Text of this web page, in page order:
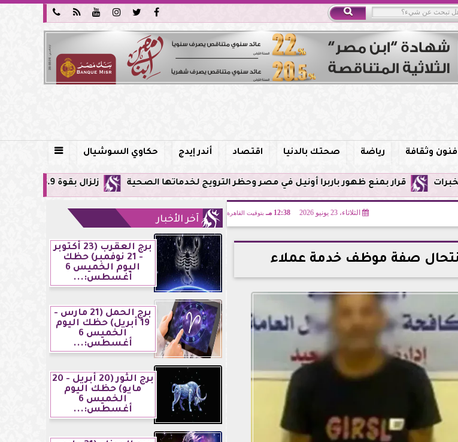






فنون وثقافة رياضة صحتك بالدنيا اقتصاد أندر إيدج حكاوي السوشيال 
زلزال بقوة 5.9 ريختر يشعر به سكان القاهرة وعدة محافظات.. مركزه شرق البحر المتوسط ظهور باربرا أونيل في مصر وحظر الترويج لخدماتها الصحية
الثلاثاء، 23 يونيو 2026 12:38 مـ بتوقيت القاهرة
صفة موظف خدمة عملاء
آخر الأخبار
برج العقرب (23 أكتوبر
- 21 نوفمبر) حظك
اليوم الخميس 6
أغسطس:...
برج الحمل (21 مارس -
19 أبريل) حظك اليوم
الخميس 6
أغسطس:...
برج الثور (20 أبريل - 20
مايو) حظك اليوم
الخميس 6
أغسطس:...